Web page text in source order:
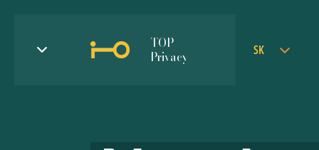
TOP
Privacy
SK